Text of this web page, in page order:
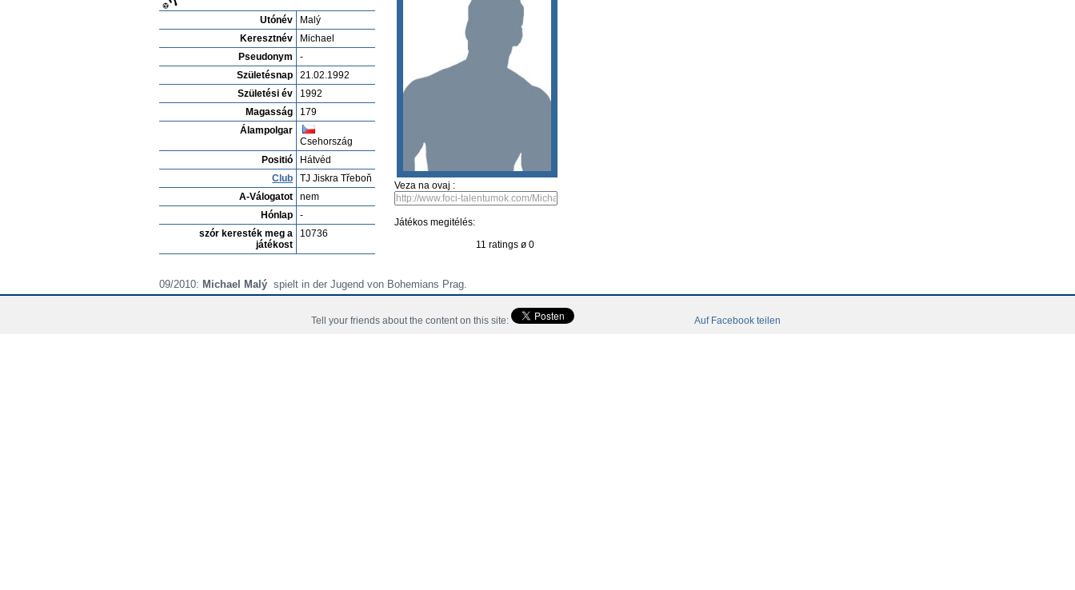
Utónév
Malý
Keresztnév
Michael
Pseudonym
-
Születésnap
21.02.1992
Születési év
1992
Magasság
179
Álampolgar
Csehország
Positió
Hátvéd
Club
TJ Jiskra Třeboň
A-Válogatot
nem
Hónlap
-
szór keresték meg a
játékost
10736
Veza na ovaj :
Játékos megitélés:
11 ratings ø 0
09/2010: Michael Malýspielt in der Jugend von Bohemians Prag.
Tell your friends about the content on this site: Auf Facebook teilen